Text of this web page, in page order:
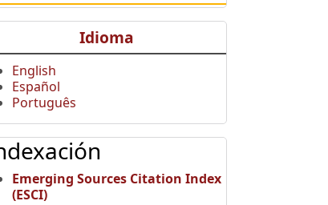
Idioma
English
Español
Português
Emerging Sources Citation Index
(ESCI)